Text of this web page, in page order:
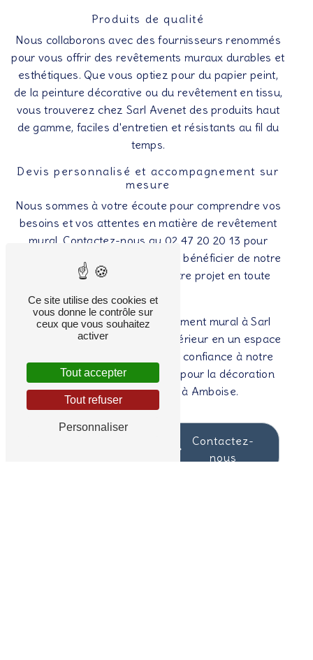
Produits de qualité
Nous collaborons avec des fournisseurs renommés
pour vous offrir des revêtements muraux durables et
esthétiques. Que vous optiez pour du papier peint,
de la peinture décorative ou du revêtement en tissu,
vous trouverez chez Sarl Avenet des produits haut
de gamme, faciles d'entretien et résistants au fil du
temps.
Devis personnalisé et accompagnement sur
mesure
Nous sommes à votre écoute pour comprendre vos
besoins et vos attentes en matière de revêtement
mural. Contactez-nous au 02 47 20 20 13 pour
obtenir un devis personnalisé et bénéficier de notre
expertise pour concrétiser votre projet en toute
sérénité.
Confiez votre projet de revêtement mural à Sarl
Avenet et transformez votre intérieur en un espace
élégant et personnalisé. Faites confiance à notre
savoir-faire et à notre passion pour la décoration
pour sublimer vos murs à Amboise.
Contactez-
nous
Ce site utilise des cookies et
vous donne le contrôle sur
ceux que vous souhaitez
activer
Tout accepter
Tout refuser
Personnaliser